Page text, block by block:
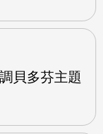
貝多芬主題